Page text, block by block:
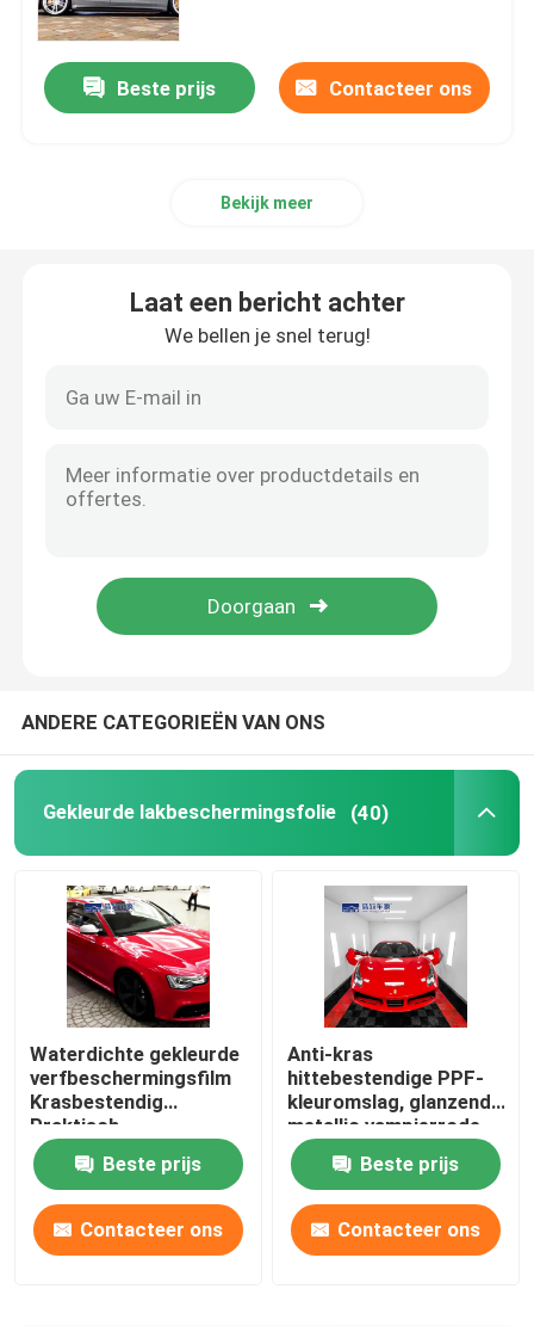
TPU-de Film van de Verfbescherming
PET-vinylfilm
De Beschermer van het autowindscherm
Beste prijs Contacteer ons
Bekijk meer
Laat een bericht achter
We bellen je snel terug!
ANDERE CATEGORIEËN VAN ONS
Gekleurde lakbeschermingsfolie (40)
Waterdichte gekleurde
verfbeschermingsfilm
Krasbestendig
Praktisch
Beste prijs
Contacteer ons
Anti-kras
hittebestendige PPF-
kleuromslag, glanzende
metallic vampierrode
vinylomslag
Beste prijs
Contacteer ons